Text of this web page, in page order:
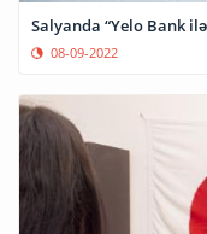
Salyanda “Yelo Bank
08-09-2022